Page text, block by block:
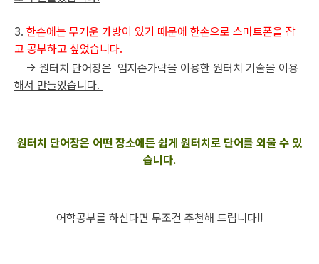
3. 한손에는 무거운 가방이 있기 때문에 한손으로 스마트폰을 잡
고 공부하고 싶었습니다.
-> 원터치 단어장은 엄지손가락을 이용한 원터치 기술을 이용
해서 만들었습니다.
원터치 단어장은 어떤 장소에든 쉽게 원터치로 단어를 외울 수 있
습니다.
어학공부를 하신다면 무조건 추천해 드립니다!!